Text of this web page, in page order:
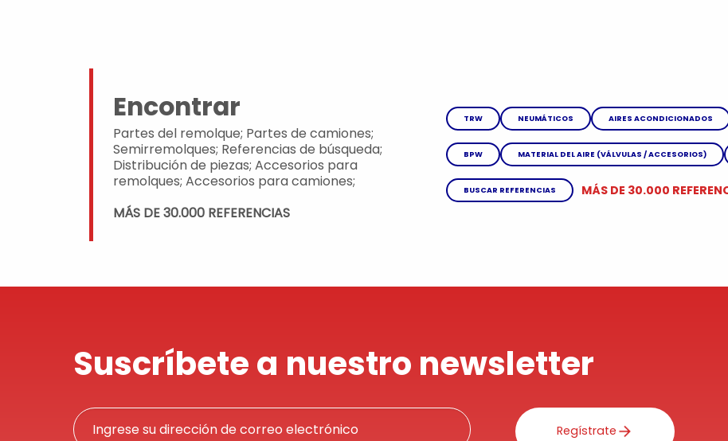
Encontrar
Partes del remolque; Partes de camiones;
Semirremolques; Referencias de búsqueda;
Distribución de piezas; Accesorios para
remolques; Accesorios para camiones;
MÁS DE 30.000 REFERENCIAS
TRW NEUMÁTICOS AIRES ACONDICIONADOS
BPW MATERIAL DEL AIRE (VÁLVULAS / ACCESORIOS)
BUSCAR REFERENCIAS MÁS DE 30.000
Suscríbete a nuestro newsletter
Regístrate